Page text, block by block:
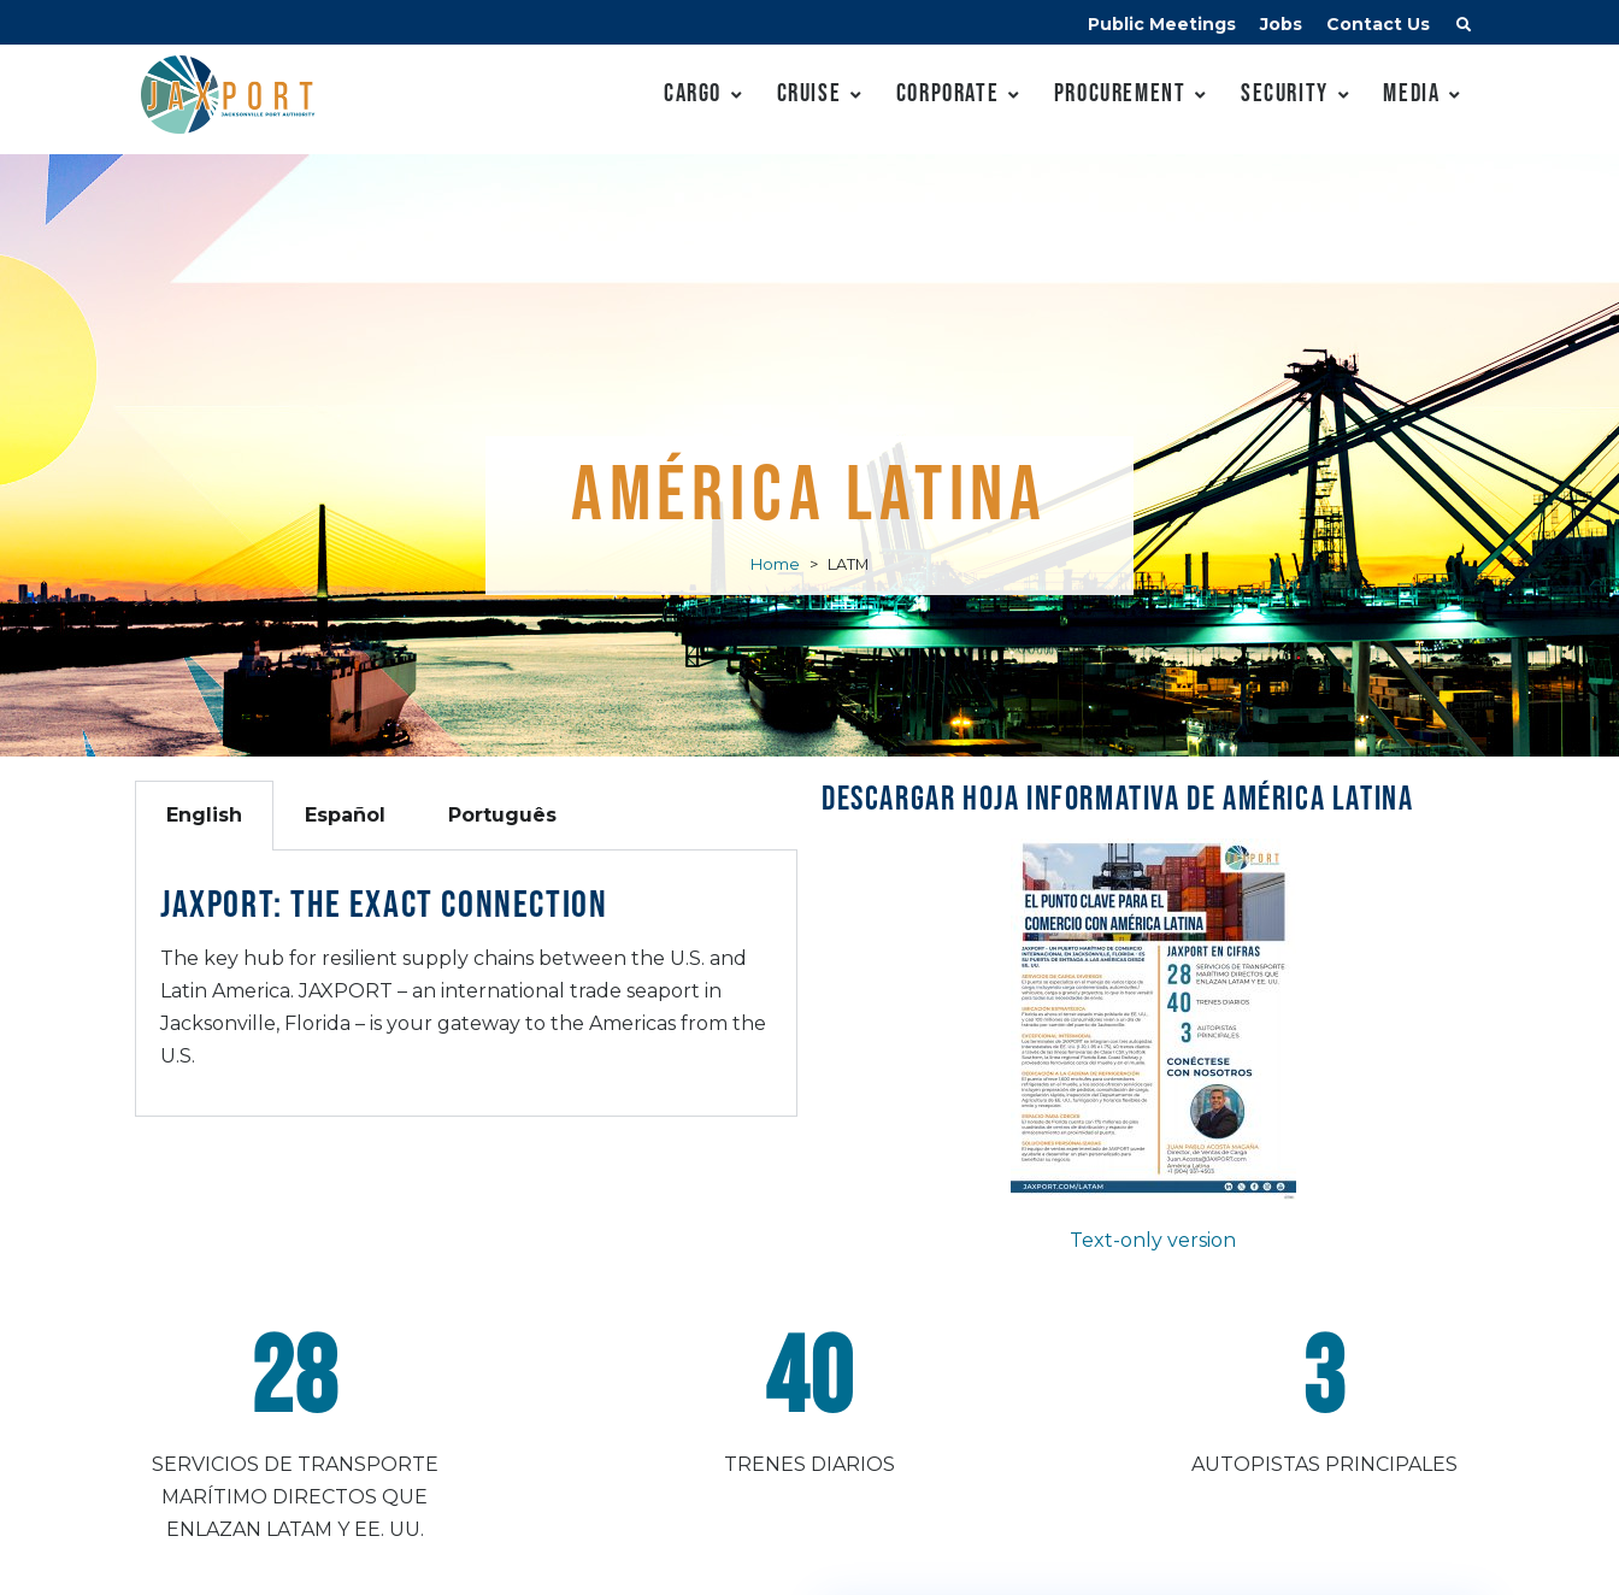
Public Meetings Jobs Contact Us
Cargo Cruise Corporate Procurement Security Media
AMÉRICA LATINA
Home > LATM
English Español Português
JAXPORT: THE EXACT CONNECTION
The key hub for resilient supply chains between the U.S. and
Latin America. JAXPORT – an international trade seaport in
Jacksonville, Florida – is your gateway to the Americas from the
U.S.
Descargar hoja informativa de América Latina
Text-only version
28
SERVICIOS DE TRANSPORTE
MARÍTIMO DIRECTOS QUE
ENLAZAN LATAM Y EE. UU.
40
TRENES DIARIOS
3
AUTOPISTAS PRINCIPALES